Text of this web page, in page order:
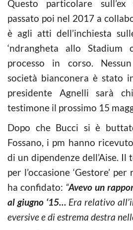
Questo particolare
passato poi nel 2017 a
è agli atti dell’inchiesta
‘ndrangheta allo
processo in corso.
società bianconera è stato
presidente Agnelli sarà
testimone il prossimo 15
Dopo che Bucci si è
Fossano, i pm hanno
di un dipendenze dell’Aise. Il
per l’occasione ‘Gestore’
ha confidato: “Avevo un
al giugno ‘15… Era relativo
eversive e di estrema destra